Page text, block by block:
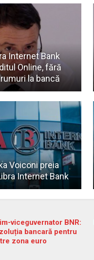
Internet Bank
Online, fără
la bancă
Voiconi preia
Internet Bank
viceguvernator BNR:
bancară pentru
zona euro